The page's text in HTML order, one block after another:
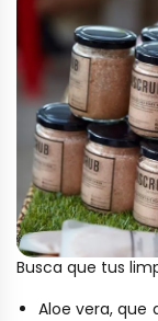
Busca que tus
Aloe vera, que